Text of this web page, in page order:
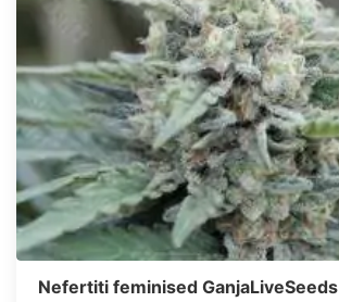
Nefertiti feminised GanjaLiveSeeds